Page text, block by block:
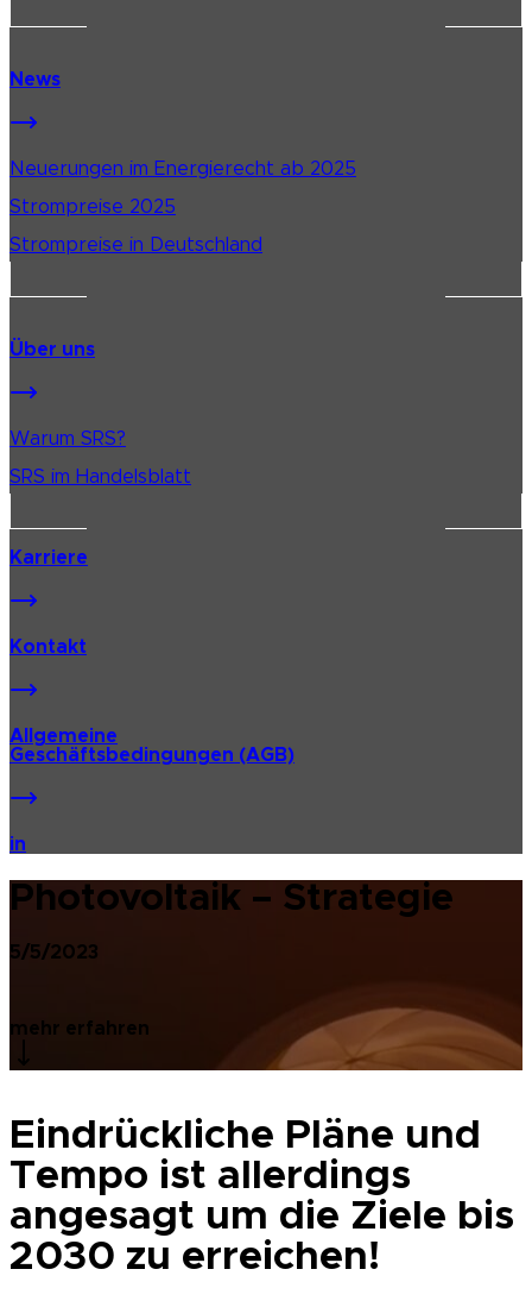
News
Neuerungen im Energierecht ab 2025
Strompreise 2025
Strompreise in Deutschland
Über uns
Warum SRS?
SRS im Handelsblatt
Karriere
Kontakt
Allgemeine
Geschäftsbedingungen (AGB)
in
Photovoltaik – Strategie
5/5/2023
mehr erfahren
Eindrückliche Pläne und
Tempo ist allerdings
angesagt um die Ziele bis
2030 zu erreichen!